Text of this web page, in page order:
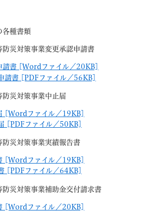
種書類
災対策事業変更承認申請書
請書 [Wordファイル／20KB]
請書 [PDFファイル／56KB]
災対策事業中止届
[Wordファイル／19KB]
[PDFファイル／50KB]
災対策事業実績報告書
[Wordファイル／19KB]
[PDFファイル／64KB]
災対策事業補助金交付請求書
[Wordファイル／20KB]